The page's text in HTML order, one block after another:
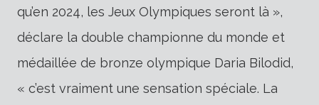
qu’en 2024, les Jeux Olympiques seront là »,
déclare la double championne du monde et
médaillée de bronze olympique Daria Bilodid,
« c’est vraiment une sensation spéciale. La